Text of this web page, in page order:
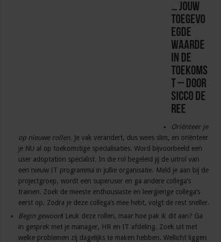
… jouw
toegevo
egde
waarde
in de
toekoms
t – door
Sicco de
Ree
Oriënteer je
op nieuwe rollen. Je vak verandert, dus wees slim, en oriënteer
je NU al op toekomstige specialisaties. Word bijvoorbeeld een
user adoptation specialist. In die rol begeleid jij de uitrol van
een nieuw IT programma in jullie organisatie. Meld je aan bij de
projectgroep, wordt een superuser en ga andere collega’s
trainen. Zoek de meeste enthousiaste en leergierige collega’s
eerst op. Zodra je deze collega’s mee hebt, volgt de rest sneller.
Begin gewoon! Leuk deze rollen, maar hoe pak ik dit aan? Ga
in gesprek met je manager, HR en IT afdeling. Zoek uit met
welke problemen zij dagelijks te maken hebben. Wellicht liggen